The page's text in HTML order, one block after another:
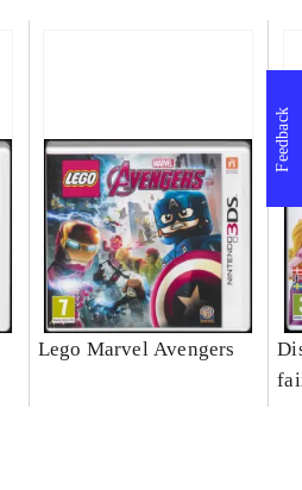
Lego Marvel Avengers
Feedback